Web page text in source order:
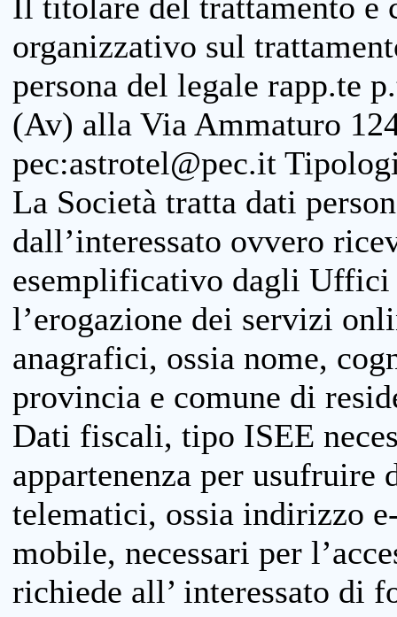
organizzativo sul
persona del legale rapp.te
(Av) alla Via Ammaturo
pec:astrotel@pec.it
La Società tratta dati
dall’interessato ovvero
esemplificativo dagli
l’erogazione dei servizi
anagrafici, ossia nome,
provincia e comune di
Dati fiscali, tipo ISEE
appartenenza per
telematici, ossia indirizzo
mobile, necessari per
richiede all’ interessato di